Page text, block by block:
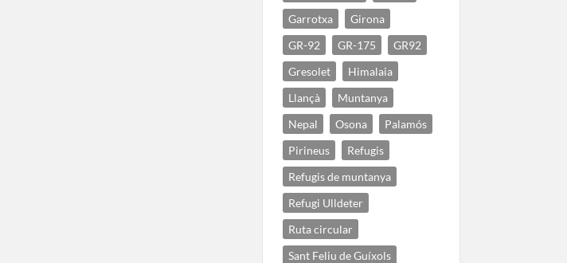
Garrotxa
Girona
GR-92
GR-175
GR92
Gresolet
Himalaia
Llançà
Muntanya
Nepal
Osona
Palamós
Pirineus
Refugis
Refugis de muntanya
Refugi Ulldeter
Ruta circular
Sant Feliu de Guíxols